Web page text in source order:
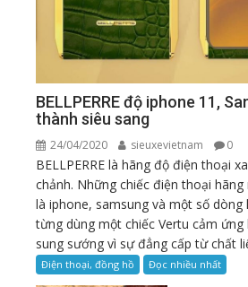
BELLPERRE độ iphone 11,
thành siêu sang
24/04/2020 sieuxevietnam 0
BELLPERRE là hãng độ điện thoại
chảnh. Những chiếc điện thoại
là iphone, samsung và một số dòng
từng dùng một chiếc Vertu cảm ứng
sung sướng vì sự đẳng cấp từ chất
Điện thoại, đồng hồ Đọc nhiều nhất